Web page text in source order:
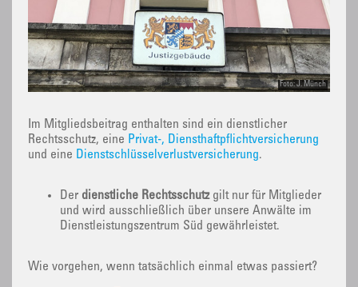
Foto: J. Münch
Im Mitgliedsbeitrag enthalten sind ein dienstlicher
Rechtsschutz, eine Privat-, Diensthaftpflichtversicherung
und eine Dienstschlüsselverlustversicherung.
Der dienstliche Rechtsschutzgilt nur für Mitglieder
und wird ausschließlich über unsere Anwälte im
Dienstleistungszentrum Süd gewährleistet.
Wie vorgehen, wenn tatsächlich einmal etwas passiert?